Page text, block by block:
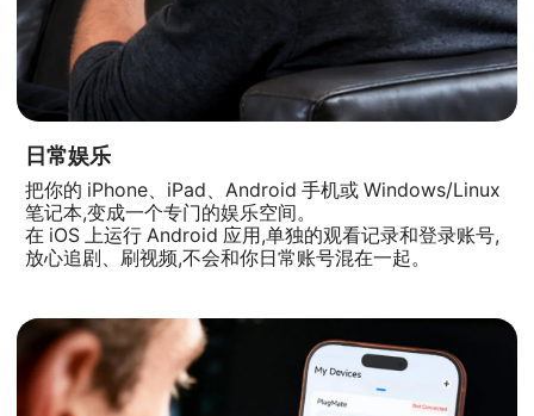
日常娱乐
把你的 iPhone、iPad、Android 手机或 Windows/Linux
笔记本,变成一个专门的娱乐空间。
在 iOS 上运行 Android 应用,单独的观看记录和登录账号,
放心追剧、刷视频,不会和你日常账号混在一起。